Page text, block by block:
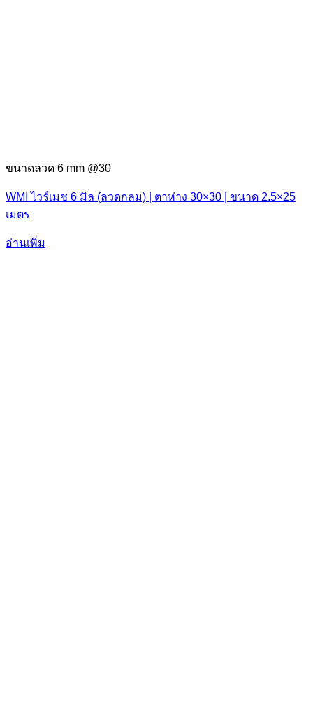
ขนาดลวด 6 mm @30
WMI ไวร์เมช 6 มิล (ลวดกลม) | ตาห่าง 30×30 | ขนาด 2.5×25
เมตร
อ่านเพิ่ม